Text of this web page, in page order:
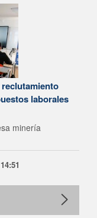
laborales
minería